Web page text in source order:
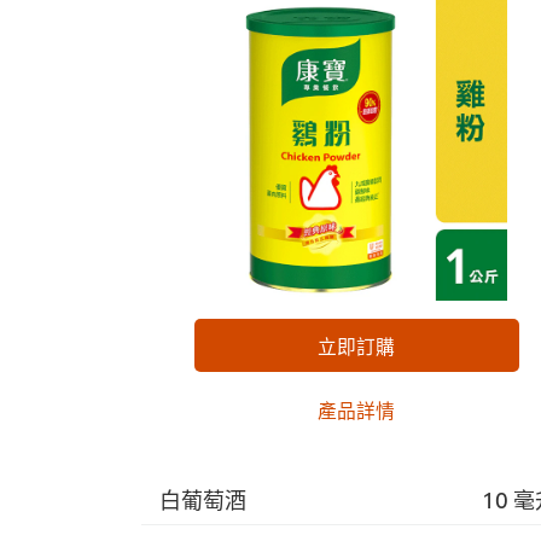
立即訂購
產品詳情
白葡萄酒
10 毫